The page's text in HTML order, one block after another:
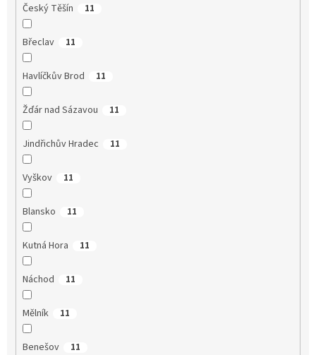
Český Těšín 11
Břeclav 11
Havlíčkův Brod 11
Žďár nad Sázavou 11
Jindřichův Hradec 11
Vyškov 11
Blansko 11
Kutná Hora 11
Náchod 11
Mělník 11
Benešov 11